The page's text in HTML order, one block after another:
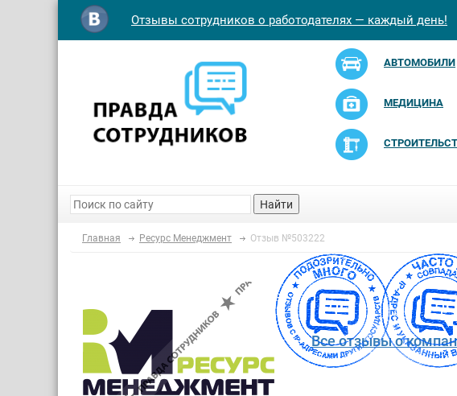
Отзывы сотрудников о работодателях — каждый день!
АВТОМОБИЛИ
МЕДИЦИНА
Найти
Главная Ресурс Менеджмент Отзыв №503222
Все отзывы о